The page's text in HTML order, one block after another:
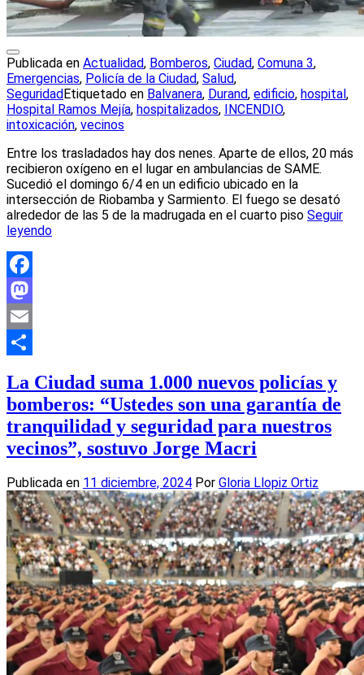
Publicada en Actualidad, Bomberos, Ciudad, Comuna 3,
Emergencias, Policía de la Ciudad, Salud,
SeguridadEtiquetado en Balvanera, Durand, edificio, hospital,
Hospital Ramos Mejía, hospitalizados, INCENDIO,
intoxicación, vecinos
Entre los trasladados hay dos nenes. Aparte de ellos, 20 más
recibieron oxígeno en el lugar en ambulancias de SAME.
Sucedió el domingo 6/4 en un edificio ubicado en la
intersección de Riobamba y Sarmiento. El fuego se desató
alrededor de las 5 de la madrugada en el cuarto piso Seguir
leyendo
Facebook
Mastodon
Email
La Ciudad suma 1.000 nuevos policías y
bomberos: “Ustedes son una garantía de
tranquilidad y seguridad para nuestros
vecinos”, sostuvo Jorge Macri
Publicada en 11 diciembre, 2024 Por Gloria Llopiz Ortiz